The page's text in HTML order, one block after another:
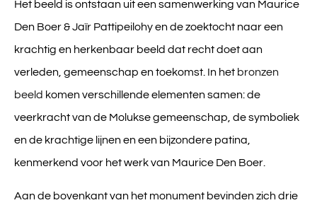
Het beeld is ontstaan uit een samenwerking van Maurice
Den Boer&Jaïr Pattipeilohyen de zoektocht naar een
krachtig en herkenbaar beeld dat recht doet aan
verleden, gemeenschap en toekomst. In het bronzen
beeld komen verschillende elementen samen: de
veerkracht van de Molukse gemeenschap, de symboliek
en de krachtige lijnen en een bijzondere patina
kenmerkend voor het werk van Maurice Den Boer
Aan de bovenkant van het monument bevinden zichdrie